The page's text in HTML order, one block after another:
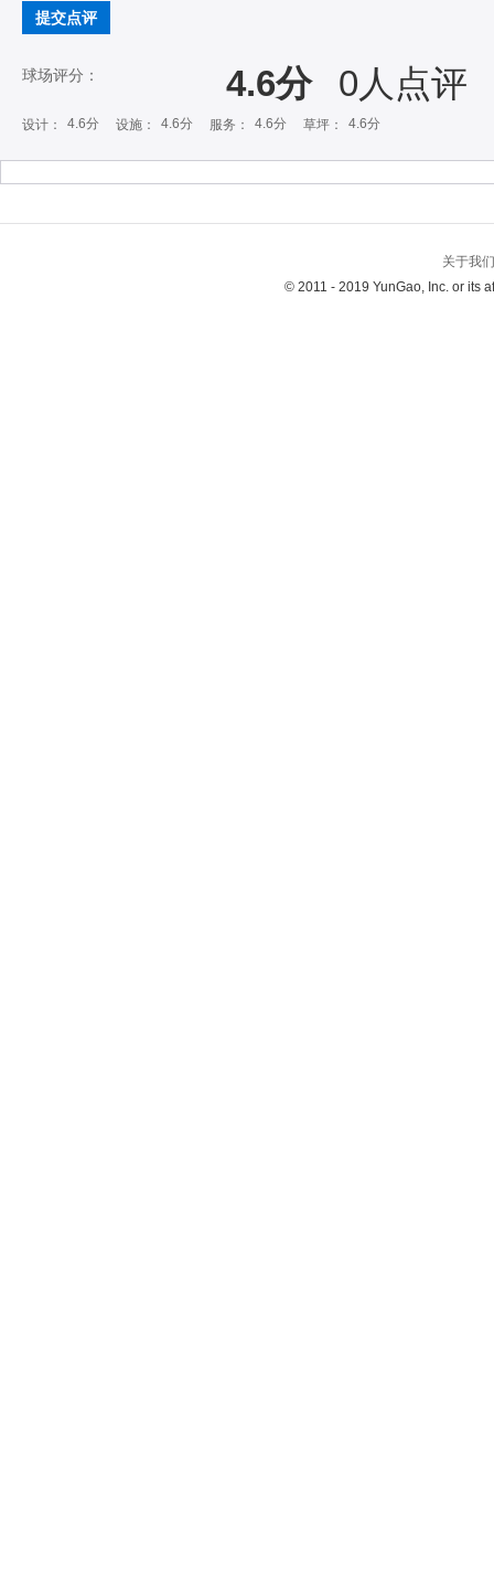
提交点评
球场评分： 4.6分 0人点评
设计： 4.6分 设施： 4.6分 服务： 4.6分 草坪： 4.6分
关于我们
© 2011 - 2019 YunGao, Inc. or its